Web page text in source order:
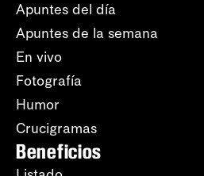
Apuntes del día
Apuntes de la semana
En vivo
Fotografía
Humor
Crucigramas
Beneficios